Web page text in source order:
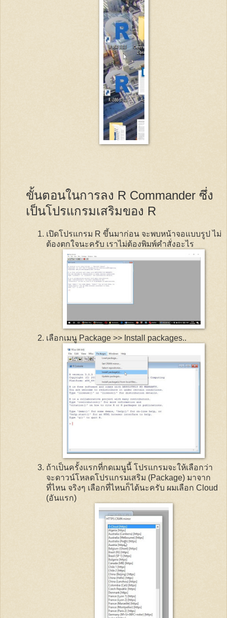
ขั้นตอนในการลง R Commander ซึ่ง
เป็นโปรแกรมเสริมของ R
เปิดโปรแกรม R ขึ้นมาก่อน จะพบหน้าจอแบบรูป ไม่
ต้องตกใจนะครับ เราไม่ต้องพิมพ์คำสั่งอะไร
เลือกเมนู Package >> Install packages..
ถ้าเป็นครั้งแรกที่กดเมนูนี้ โปรแกรมจะให้เลือกว่า
จะดาวน์โหลดโปรแกรมเสริม (Package) มาจาก
ที่ไหน จริงๆ เลือกที่ไหนก็ได้นะครับ ผมเลือก Cloud
(อันแรก)